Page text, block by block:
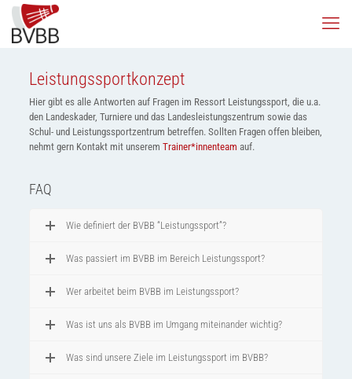
Leistungssportkonzept
Hier gibt es alle Antworten auf Fragen im Ressort Leistungssport, die u.a.
den Landeskader, Turniere und das Landesleistungszentrum sowie das
Schul- und Leistungssportzentrum betreffen. Sollten Fragen offen bleiben,
nehmt gern Kontakt mit unserem Trainer*innenteam auf.
FAQ
Wie definiert der BVBB “Leistungssport”?
Was passiert im BVBB im Bereich Leistungssport?
Wer arbeitet beim BVBB im Leistungssport?
Was ist uns als BVBB im Umgang miteinander wichtig?
Was sind unsere Ziele im Leistungssport im BVBB?